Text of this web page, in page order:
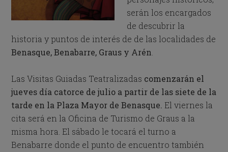
serán los encargados
de descubrir la
historia y puntos de interés de de las localidades de
Benasque, Benabarre, Graus y Arén
Las Visitas Guiadas Teatralizadas comenzarán el
jueves día catorce de julio a partir de las siete de la
tarde en la Plaza Mayor de Benasque. El viernes la
cita será en la Oficina de Turismo de Graus a la
misma hora. El sábado le tocará el turno a
Benabarre donde el punto de encuentro también